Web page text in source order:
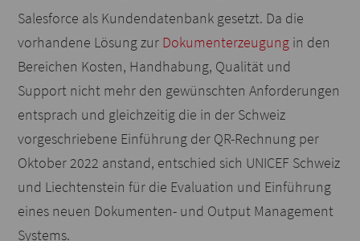
Salesforce als Kundendatenbank gesetzt. Da die
vorhandene Lösung zur Dokumenterzeugung in den
Bereichen Kosten, Handhabung, Qualität und
Support nicht mehr den gewünschten Anforderungen
entsprach und gleichzeitig die in der Schweiz
vorgeschriebene Einführung der QR-Rechnung per
Oktober 2022 anstand, entschied sich UNICEF Schweiz
und Liechtenstein für die Evaluation und Einführung
eines neuen Dokumenten- und Output Management
Systems.